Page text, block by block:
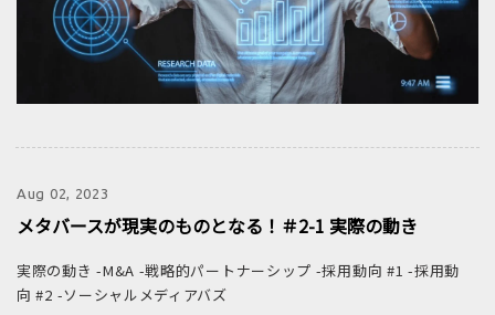
Aug 02, 2023
メタバースが現実のものとなる！＃2-1 実際の動き
実際の動き -M&A -戦略的パートナーシップ -採用動向 #1 -採用動
向 #2 -ソーシャルメディアバズ